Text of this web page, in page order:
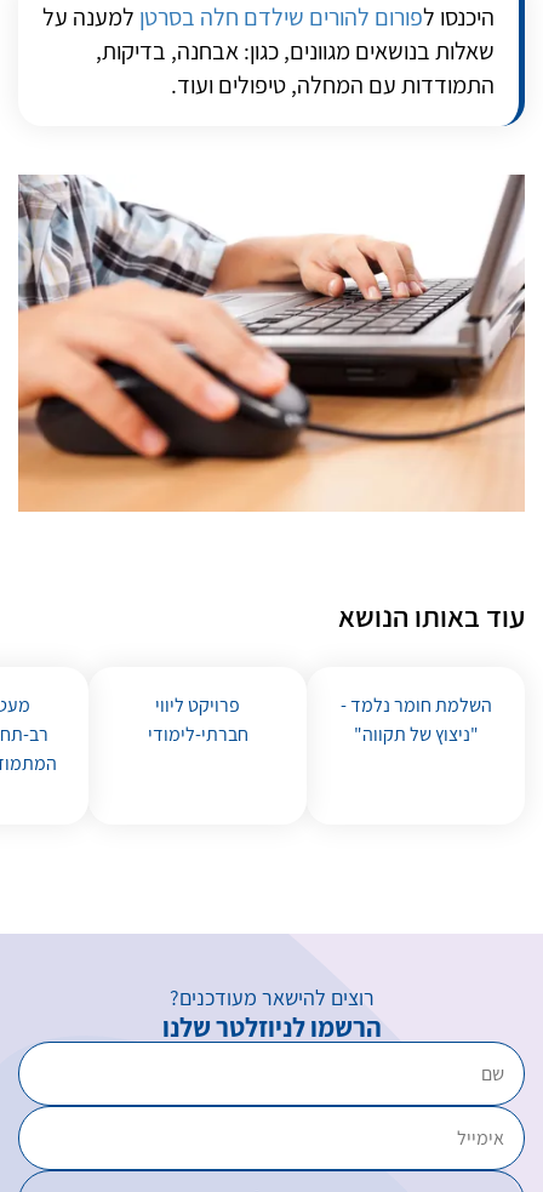
היכנסו לפורום להורים שילדם חלה בסרטן למענה על
שאלות בנושאים מגוונים, כגון: אבחנה, בדיקות,
התמודדות עם המחלה, טיפולים ועוד.
עוד באותו הנושא
השלמת חומר נלמד -
"ניצוץ של תקווה"
פרויקט ליווי
חברתי-לימודי
רב-
רוצים להישאר מעודכנים?
הרשמו לניוזלטר שלנו